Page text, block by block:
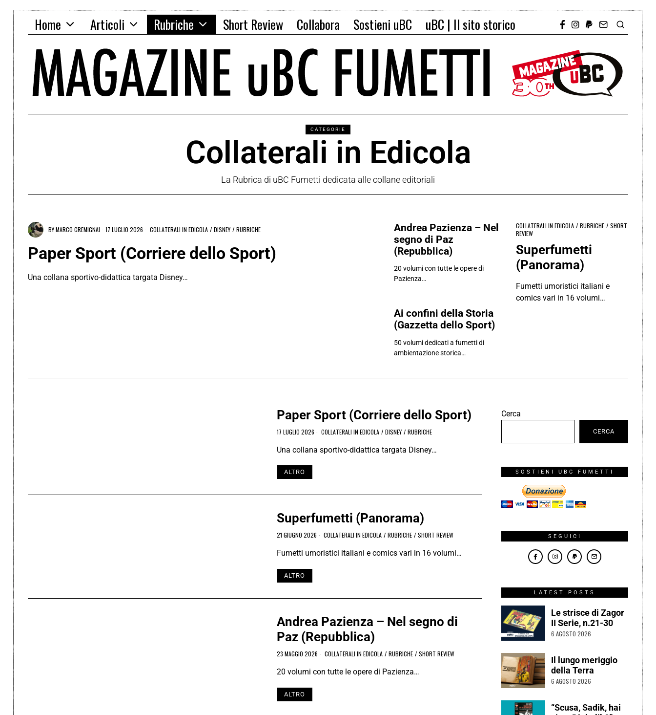
Home Articoli Rubriche Short Review Collabora Sostieni uBC uBC | Il sito storico
CATEGORIE
Collaterali in Edicola
La Rubrica di uBC Fumetti dedicata alle collane editoriali
BYMARCO GREMIGNAI 17 LUGLIO 2026 COLLATERALI IN EDICOLA / DISNEY / RUBRICHE
Paper Sport (Corriere dello Sport)
Una collana sportivo-didattica targata Disney…
COLLATERALI IN EDICOLA / RUBRICHE / SHORT
REVIEW
Superfumetti
(Panorama)
Fumetti umoristici italiani e
comics vari in 16 volumi…
Andrea Pazienza – Nel
segno di Paz
(Repubblica)
20 volumi con tutte le opere di
Pazienza…
Ai confini della Storia
(Gazzetta dello Sport)
50 volumi dedicati a fumetti di
ambientazione storica…
Paper Sport (Corriere dello Sport)
17 LUGLIO 2026 COLLATERALI IN EDICOLA / DISNEY / RUBRICHE
Una collana sportivo-didattica targata Disney…
ALTRO
Superfumetti (Panorama)
21 GIUGNO 2026 COLLATERALI IN EDICOLA / RUBRICHE / SHORT REVIEW
Fumetti umoristici italiani e comics vari in 16 volumi…
ALTRO
Andrea Pazienza – Nel segno di
Paz (Repubblica)
23 MAGGIO 2026 COLLATERALI IN EDICOLA / RUBRICHE / SHORT REVIEW
20 volumi con tutte le opere di Pazienza…
ALTRO
Cerca
CERCA
SOSTIENI UBC FUMETTI
SEGUICI
LATEST POSTS
Le strisce di Zagor
II Serie, n.21-30
6 AGOSTO 2026
Il lungo meriggio
della Terra
6 AGOSTO 2026
“Scusa, Sadik, hai